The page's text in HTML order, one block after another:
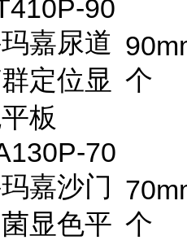
90
嘉尿道
定位显
板
个
70
嘉沙门
显色平 个